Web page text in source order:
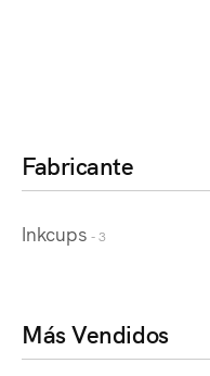
Fabricante
Inkcups - 3
Más Vendidos